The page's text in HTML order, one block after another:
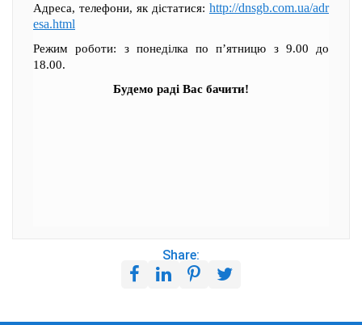
Адреса, телефони, як дістатися: http://dnsgb.com.ua/adr
esa.html
Режим роботи: з понеділка по п’ятницю з 9.00 до
18.00.
Будемо раді Вас бачити!
Share: